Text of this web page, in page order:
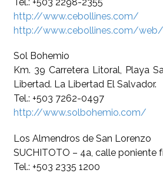
http://www.cebollines.com/
http://www.cebollines.com/web/
Sol Bohemio
Km. 39 Carretera Litoral, Playa
Libertad. La Libertad El Salvador.
Tel.: +503 7262-0497
http://www.solbohemio.com/
Los Almendros de San Lorenzo
SUCHITOTO – 4a, calle poniente
Tel.: +503 2335 1200